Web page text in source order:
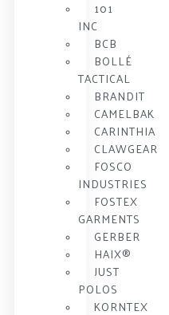
101
INC
BCB
BOLLÉ
TACTICAL
BRANDIT
CAMELBAK
CARINTHIA
CLAWGEAR
FOSCO
INDUSTRIES
FOSTEX
GARMENTS
GERBER
HAIX®
JUST
POLOS
KORNTEX